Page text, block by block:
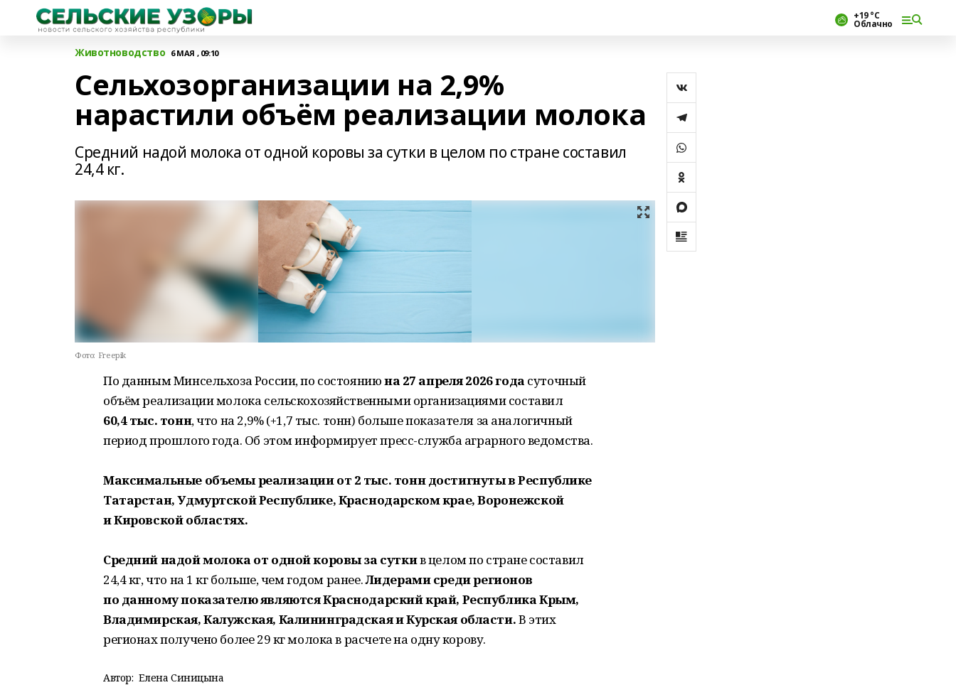
+19 °С
Облачно
Животноводство 6 МАЯ , 09:10
Сельхозорганизации на 2,9%
нарастили объём реализации молока
Средний надой молока от одной коровы за сутки в целом по стране составил
24,4 кг.
Фото: Freepik
По данным Минсельхоза России, по состояниюна 27 апреля 2026 года суточный
объём реализации молока сельскохозяйственными организациями составил
60,4 тыс. тонн, что на 2,9% (+1,7 тыс. тонн) больше показателя за аналогичный
период прошлого года. Об этом информирует пресс-служба аграрного ведомства.
Максимальные объемы реализации от 2 тыс. тонн достигнуты в Республике
Татарстан, Удмуртской Республике, Краснодарском крае, Воронежской
и Кировской областях.
Средний надой молока от одной коровы за суткив целом по стране составил
24,4 кг, что на 1 кг больше, чем годом ранее.Лидерами среди регионов
по данному показателю являются Краснодарский край, Республика Крым,
Владимирская, Калужская, Калининградская и Курская области.В этих
регионах получено более 29 кг молока в расчете на одну корову.
Автор: Елена Синицына